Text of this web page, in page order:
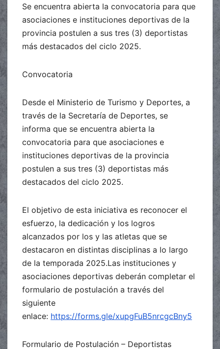
Se encuentra abierta la convocatoria para que
asociaciones e instituciones deportivas de la
provincia postulen a sus tres (3) deportistas
más destacados del ciclo 2025.
Convocatoria
Desde el Ministerio de Turismo y Deportes, a
través de la Secretaría de Deportes, se
informa que se encuentra abierta la
convocatoria para que asociaciones e
instituciones deportivas de la provincia
postulen a sus tres (3) deportistas más
destacados del ciclo 2025.
El objetivo de esta iniciativa es reconocer el
esfuerzo, la dedicación y los logros
alcanzados por los y las atletas que se
destacaron en distintas disciplinas a lo largo
de la temporada 2025.Las instituciones y
asociaciones deportivas deberán completar el
formulario de postulación a través del
siguiente
enlace: https://forms.gle/xupgFuB5nrcgcBny5
Formulario de Postulación – Deportistas